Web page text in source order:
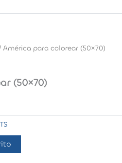
América para colorear (50×70)
(50×70)